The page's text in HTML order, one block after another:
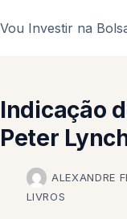
para
Vou Investir na
Indicação
Peter
ALEXANDRE
LIVROS